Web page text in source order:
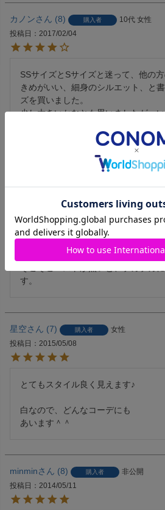
カノン 8 購入者 10代 女性
投稿日
2017/02/04
SSサイズとSサイズと迷って、他の
きめがいい、細身のシルエット、と
ズを買いました。
少し大きいかなとも思いましたが、
全体的に少し生地が硬く、着にくい
着たりお洗濯をしたりして様子を見
reiko 3 購入者
非公開
2016/06/23
切ればいいので問題なし。
す。
星空 7 購入者
女性
投稿日
2015/05/08
とてもスタイル良く見えます♪
白なので、どんなコーデにも
あいます＾＾
minmin 8 購入者
非公開
投稿日
2014/05/11